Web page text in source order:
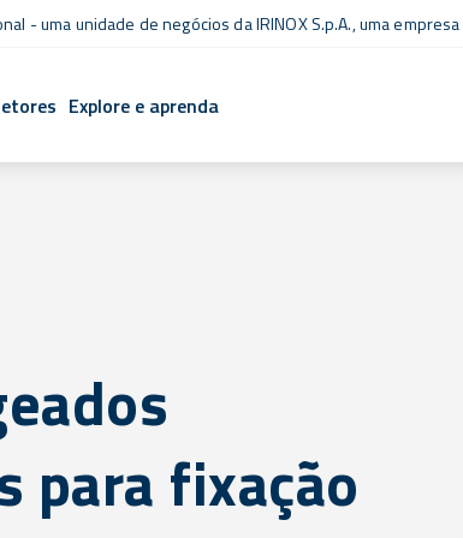
- uma unidade de negócios da IRINOX S.p.A., uma empresa
Explore e aprenda
para fixação